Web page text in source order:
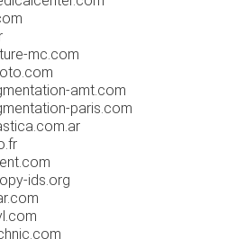
mc.com
amt.com
paris.com
ids.org